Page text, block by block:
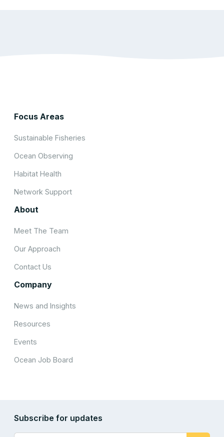
Focus Areas
Sustainable Fisheries
Ocean Observing
Habitat Health
Network Support
About
Meet The Team
Our Approach
Contact Us
Company
News and Insights
Resources
Events
Ocean Job Board
Subscribe for updates